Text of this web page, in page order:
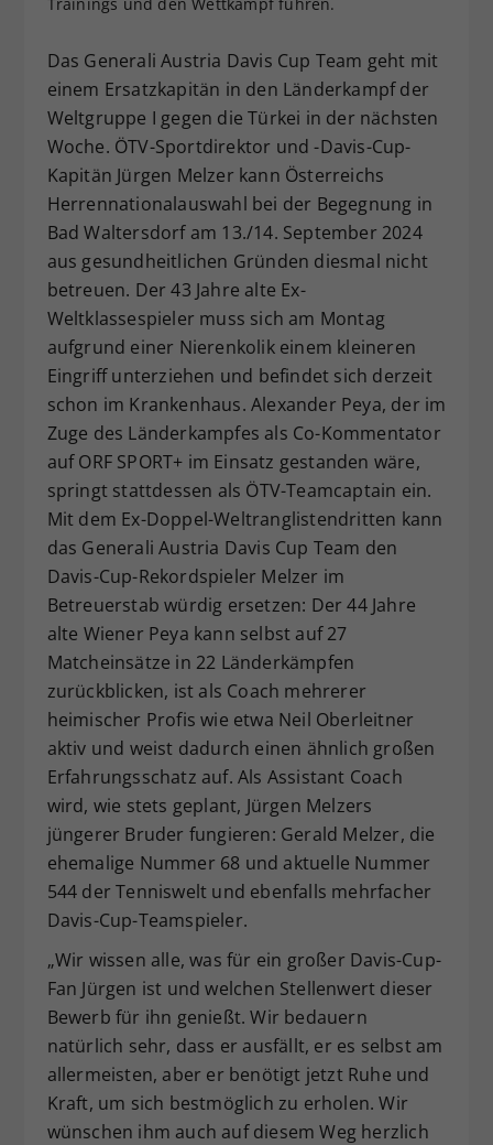
Das Generali Austria Davis Cup Team geht mit
einem Ersatzkapitän in den Länderkampf der
Weltgruppe I gegen die Türkei in der nächsten
Woche. ÖTV-Sportdirektor und -Davis-Cup-
Kapitän Jürgen Melzer kann Österreichs
Herrennationalauswahl bei der Begegnung in
Bad Waltersdorf am 13./14. September 2024
aus gesundheitlichen Gründen diesmal nicht
betreuen. Der 43 Jahre alte Ex-
Weltklassespieler muss sich am Montag
aufgrund einer Nierenkolik einem kleineren
Eingriff unterziehen und befindet sich derzeit
schon im Krankenhaus. Alexander Peya, der im
Zuge des Länderkampfes als Co-Kommentator
auf ORF SPORT+ im Einsatz gestanden wäre,
springt stattdessen als ÖTV-Teamcaptain ein.
Mit dem Ex-Doppel-Weltranglistendritten kann
das Generali Austria Davis Cup Team den
Davis-Cup-Rekordspieler Melzer im
Betreuerstab würdig ersetzen: Der 44 Jahre
alte Wiener Peya kann selbst auf 27
Matcheinsätze in 22 Länderkämpfen
zurückblicken, ist als Coach mehrerer
heimischer Profis wie etwa Neil Oberleitner
aktiv und weist dadurch einen ähnlich großen
Erfahrungsschatz auf. Als Assistant Coach
wird, wie stets geplant, Jürgen Melzers
jüngerer Bruder fungieren: Gerald Melzer, die
ehemalige Nummer 68 und aktuelle Nummer
544 der Tenniswelt und ebenfalls mehrfacher
Davis-Cup-Teamspieler.
„Wir wissen alle, was für ein großer Davis-Cup-
Fan Jürgen ist und welchen Stellenwert dieser
Bewerb für ihn genießt. Wir bedauern
natürlich sehr, dass er ausfällt, er es selbst am
allermeisten, aber er benötigt jetzt Ruhe und
Kraft, um sich bestmöglich zu erholen. Wir
wünschen ihm auch auf diesem Weg herzlich
Zweck
Einstellungen. Unter anderem eine
zufällig generierte ID, für die
historische Speicherung Ihrer
vorgenommen Einstellungen, falls der
Webseiten-Betreiber dies eingestellt
hat.